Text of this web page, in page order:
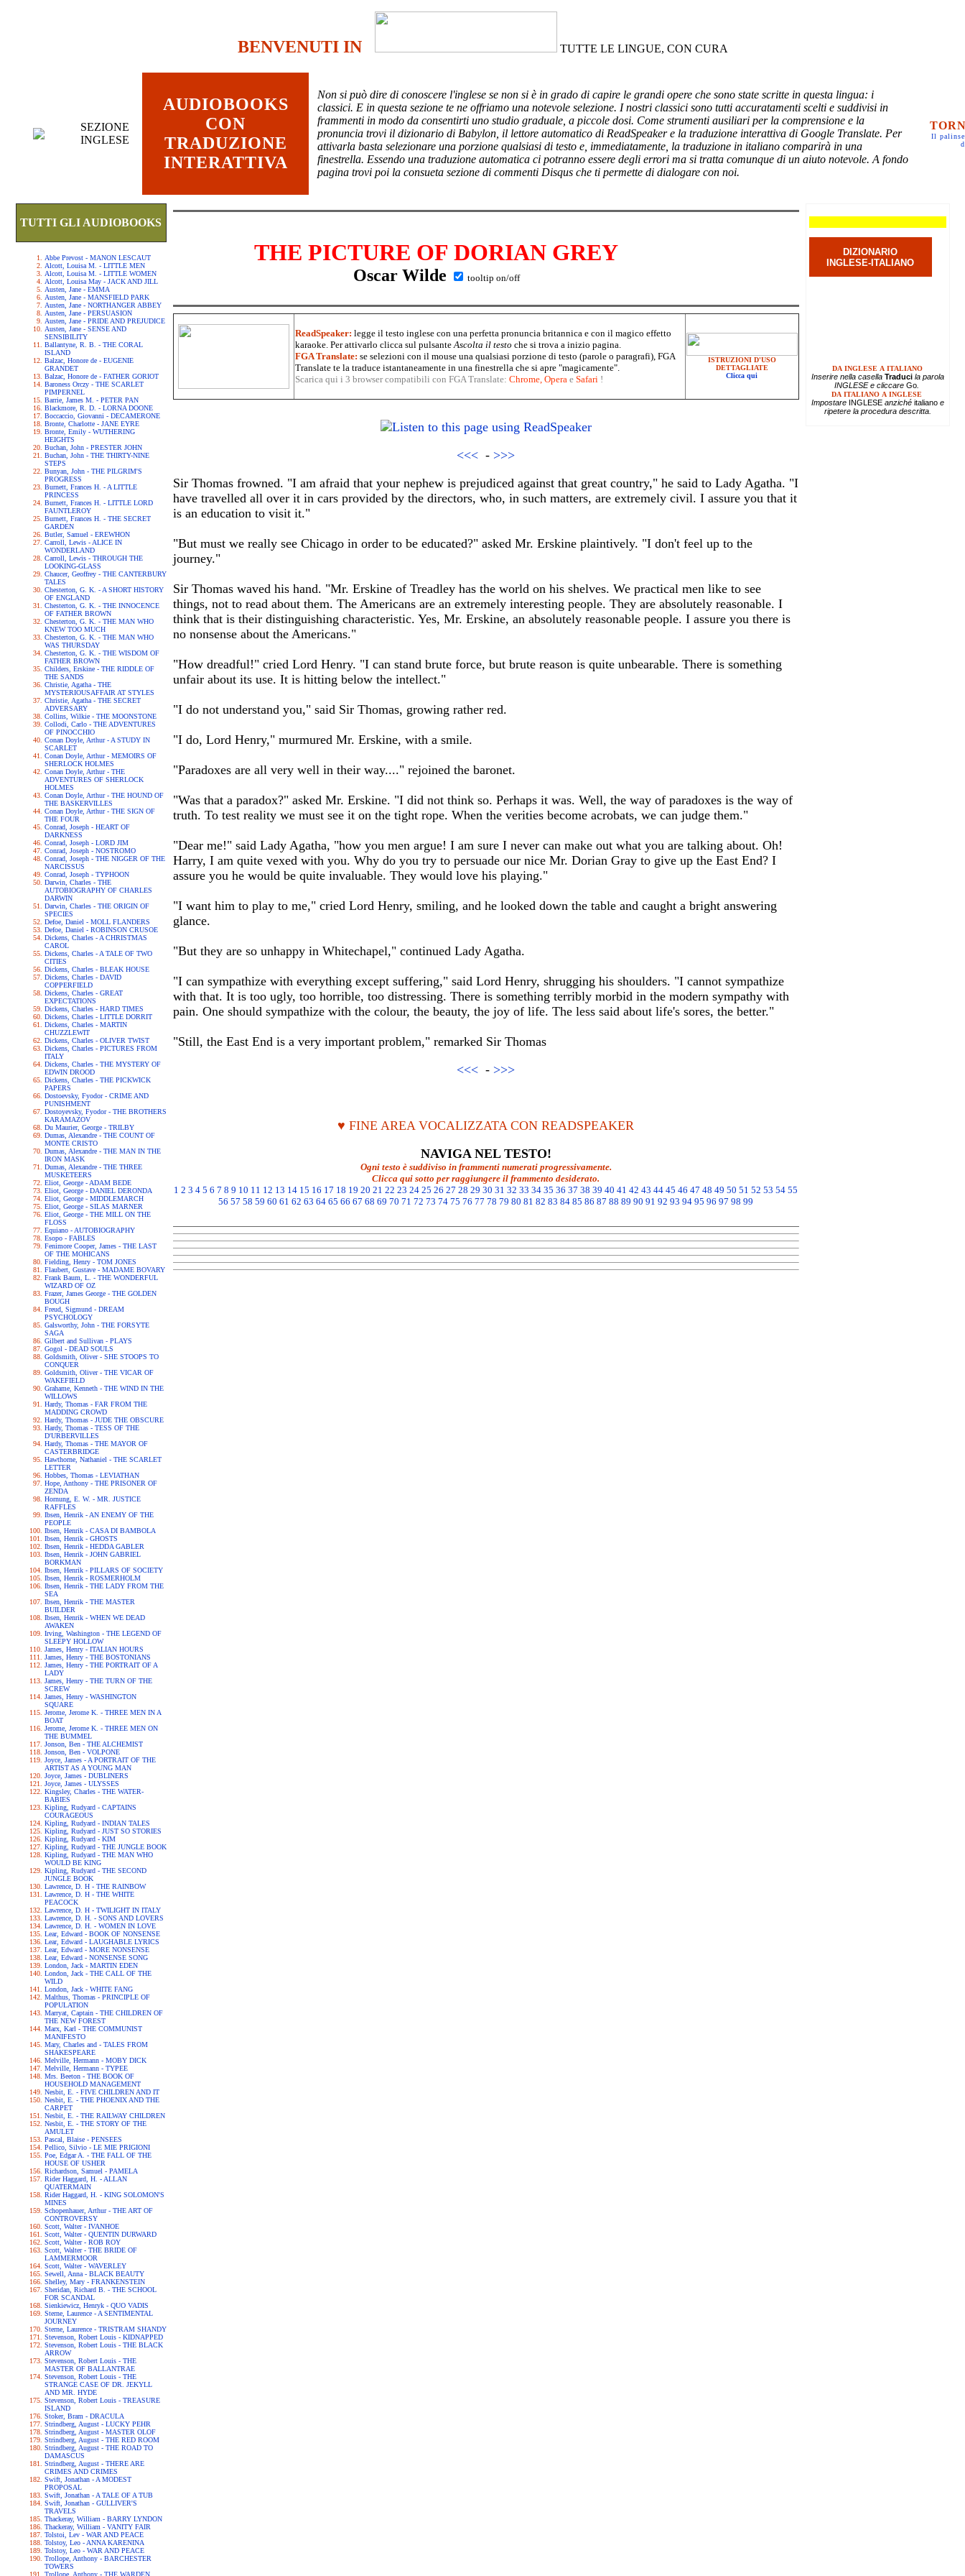
BENVENUTI IN TUTTE LE LINGUE, CON CURA
SEZIONE
INGLESE
AUDIOBOOKS
CON
TRADUZIONE
INTERATTIVA
Non si può dire di conoscere l'inglese se non si è in grado di capire le grandi opere che sono state scritte in questa lingua: i
classici. E in questa sezione te ne offriamo una notevole selezione. I nostri classici sono tutti accuratamenti scelti e suddivisi in
frammenti in modo da consentirti uno studio graduale, a piccole dosi. Come strumenti ausiliari per la comprensione e la
pronuncia trovi il dizionario di Babylon, il lettore automatico di ReadSpeaker e la traduzione interattiva di Google Translate. Per
attivarla basta selezionare una porzione qualsiasi di testo e, immediatamente, la traduzione in italiano comparirà in una
finestrella. Essendo una traduzione automatica ci potranno essere degli errori ma si tratta comunque di un aiuto notevole. A fondo
pagina trovi poi la consueta sezione di commenti Disqus che ti permette di dialogare con noi.
Il
TUTTI GLI AUDIOBOOKS
Abbe Prevost - MANON LESCAUT
Alcott, Louisa M. - LITTLE MEN
Alcott, Louisa M. - LITTLE WOMEN
Alcott, Louisa May - JACK AND JILL
Austen, Jane - EMMA
Austen, Jane - MANSFIELD PARK
Austen, Jane - NORTHANGER ABBEY
Austen, Jane - PERSUASION
Austen, Jane - PRIDE AND PREJUDICE
Austen, Jane - SENSE AND
SENSIBILITY
Ballantyne, R. B. - THE CORAL
ISLAND
Balzac, Honore de - EUGENIE
GRANDET
Balzac, Honore de - FATHER GORIOT
Baroness Orczy - THE SCARLET
PIMPERNEL
Barrie, James M. - PETER PAN
Blackmore, R. D. - LORNA DOONE
Boccaccio, Giovanni - DECAMERONE
Bronte, Charlotte - JANE EYRE
Bronte, Emily - WUTHERING
HEIGHTS
Buchan, John - PRESTER JOHN
Buchan, John - THE THIRTY-NINE
STEPS
Bunyan, John - THE PILGRIM'S
PROGRESS
Burnett, Frances H. - A LITTLE
PRINCESS
Burnett, Frances H. - LITTLE LORD
FAUNTLEROY
Burnett, Frances H. - THE SECRET
GARDEN
Butler, Samuel - EREWHON
Carroll, Lewis - ALICE IN
WONDERLAND
Carroll, Lewis - THROUGH THE
LOOKING-GLASS
Chaucer, Geoffrey - THE CANTERBURY
TALES
Chesterton, G. K. - A SHORT HISTORY
OF ENGLAND
Chesterton, G. K. - THE INNOCENCE
OF FATHER BROWN
Chesterton, G. K. - THE MAN WHO
KNEW TOO MUCH
Chesterton, G. K. - THE MAN WHO
WAS THURSDAY
Chesterton, G. K. - THE WISDOM OF
FATHER BROWN
Childers, Erskine - THE RIDDLE OF
THE SANDS
Christie, Agatha - THE
MYSTERIOUSAFFAIR AT STYLES
Christie, Agatha - THE SECRET
ADVERSARY
Collins, Wilkie - THE MOONSTONE
Collodi, Carlo - THE ADVENTURES
OF PINOCCHIO
Conan Doyle, Arthur - A STUDY IN
SCARLET
Conan Doyle, Arthur - MEMOIRS OF
SHERLOCK HOLMES
Conan Doyle, Arthur - THE
ADVENTURES OF SHERLOCK
HOLMES
Conan Doyle, Arthur - THE HOUND OF
THE BASKERVILLES
Conan Doyle, Arthur - THE SIGN OF
THE FOUR
Conrad, Joseph - HEART OF
DARKNESS
Conrad, Joseph - LORD JIM
Conrad, Joseph - NOSTROMO
Conrad, Joseph - THE NIGGER OF THE
NARCISSUS
Conrad, Joseph - TYPHOON
Darwin, Charles - THE
AUTOBIOGRAPHY OF CHARLES
DARWIN
Darwin, Charles - THE ORIGIN OF
SPECIES
Defoe, Daniel - MOLL FLANDERS
Defoe, Daniel - ROBINSON CRUSOE
Dickens, Charles - A CHRISTMAS
CAROL
Dickens, Charles - A TALE OF TWO
CITIES
Dickens, Charles - BLEAK HOUSE
Dickens, Charles - DAVID
COPPERFIELD
Dickens, Charles - GREAT
EXPECTATIONS
Dickens, Charles - HARD TIMES
Dickens, Charles - LITTLE DORRIT
Dickens, Charles - MARTIN
CHUZZLEWIT
Dickens, Charles - OLIVER TWIST
Dickens, Charles - PICTURES FROM
ITALY
Dickens, Charles - THE MYSTERY OF
EDWIN DROOD
Dickens, Charles - THE PICKWICK
PAPERS
Dostoevsky, Fyodor - CRIME AND
PUNISHMENT
Dostoyevsky, Fyodor - THE BROTHERS
KARAMAZOV
Du Maurier, George - TRILBY
Dumas, Alexandre - THE COUNT OF
MONTE CRISTO
Dumas, Alexandre - THE MAN IN THE
IRON MASK
Dumas, Alexandre - THE THREE
MUSKETEERS
Eliot, George - ADAM BEDE
Eliot, George - DANIEL DERONDA
Eliot, George - MIDDLEMARCH
Eliot, George - SILAS MARNER
Eliot, George - THE MILL ON THE
FLOSS
Equiano - AUTOBIOGRAPHY
Esopo - FABLES
Fenimore Cooper, James - THE LAST
OF THE MOHICANS
Fielding, Henry - TOM JONES
Flaubert, Gustave - MADAME BOVARY
Frank Baum, L. - THE WONDERFUL
WIZARD OF OZ
Frazer, James George - THE GOLDEN
BOUGH
Freud, Sigmund - DREAM
PSYCHOLOGY
Galsworthy, John - THE FORSYTE
SAGA
Gilbert and Sullivan - PLAYS
Gogol - DEAD SOULS
Goldsmith, Oliver - SHE STOOPS TO
CONQUER
Goldsmith, Oliver - THE VICAR OF
WAKEFIELD
Grahame, Kenneth - THE WIND IN THE
WILLOWS
Hardy, Thomas - FAR FROM THE
MADDING CROWD
Hardy, Thomas - JUDE THE OBSCURE
Hardy, Thomas - TESS OF THE
D'URBERVILLES
Hardy, Thomas - THE MAYOR OF
CASTERBRIDGE
Hawthorne, Nathaniel - THE SCARLET
LETTER
Hobbes, Thomas - LEVIATHAN
Hope, Anthony - THE PRISONER OF
ZENDA
Hornung, E. W. - MR. JUSTICE
RAFFLES
Ibsen, Henrik - AN ENEMY OF THE
PEOPLE
Ibsen, Henrik - CASA DI BAMBOLA
Ibsen, Henrik - GHOSTS
Ibsen, Henrik - HEDDA GABLER
Ibsen, Henrik - JOHN GABRIEL
BORKMAN
Ibsen, Henrik - PILLARS OF SOCIETY
Ibsen, Henrik - ROSMERHOLM
Ibsen, Henrik - THE LADY FROM THE
SEA
Ibsen, Henrik - THE MASTER
BUILDER
Ibsen, Henrik - WHEN WE DEAD
AWAKEN
Irving, Washington - THE LEGEND OF
SLEEPY HOLLOW
James, Henry - ITALIAN HOURS
James, Henry - THE BOSTONIANS
James, Henry - THE PORTRAIT OF A
LADY
James, Henry - THE TURN OF THE
SCREW
James, Henry - WASHINGTON
SQUARE
Jerome, Jerome K. - THREE MEN IN A
BOAT
Jerome, Jerome K. - THREE MEN ON
THE BUMMEL
Jonson, Ben - THE ALCHEMIST
Jonson, Ben - VOLPONE
Joyce, James - A PORTRAIT OF THE
ARTIST AS A YOUNG MAN
Joyce, James - DUBLINERS
Joyce, James - ULYSSES
Kingsley, Charles - THE WATER-
BABIES
Kipling, Rudyard - CAPTAINS
COURAGEOUS
Kipling, Rudyard - INDIAN TALES
Kipling, Rudyard - JUST SO STORIES
Kipling, Rudyard - KIM
Kipling, Rudyard - THE JUNGLE BOOK
Kipling, Rudyard - THE MAN WHO
WOULD BE KING
Kipling, Rudyard - THE SECOND
JUNGLE BOOK
Lawrence, D. H - THE RAINBOW
Lawrence, D. H - THE WHITE
PEACOCK
Lawrence, D. H - TWILIGHT IN ITALY
Lawrence, D. H. - SONS AND LOVERS
Lawrence, D. H. - WOMEN IN LOVE
Lear, Edward - BOOK OF NONSENSE
Lear, Edward - LAUGHABLE LYRICS
Lear, Edward - MORE NONSENSE
Lear, Edward - NONSENSE SONG
London, Jack - MARTIN EDEN
London, Jack - THE CALL OF THE
WILD
London, Jack - WHITE FANG
Malthus, Thomas - PRINCIPLE OF
POPULATION
Marryat, Captain - THE CHILDREN OF
THE NEW FOREST
Marx, Karl - THE COMMUNIST
MANIFESTO
Mary, Charles and - TALES FROM
SHAKESPEARE
Melville, Hermann - MOBY DICK
Melville, Hermann - TYPEE
Mrs. Beeton - THE BOOK OF
HOUSEHOLD MANAGEMENT
Nesbit, E. - FIVE CHILDREN AND IT
Nesbit, E. - THE PHOENIX AND THE
CARPET
Nesbit, E. - THE RAILWAY CHILDREN
Nesbit, E. - THE STORY OF THE
AMULET
Pascal, Blaise - PENSEES
Pellico, Silvio - LE MIE PRIGIONI
Poe, Edgar A. - THE FALL OF THE
HOUSE OF USHER
Richardson, Samuel - PAMELA
Rider Haggard, H. - ALLAN
QUATERMAIN
Rider Haggard, H. - KING SOLOMON'S
MINES
Schopenhauer, Arthur - THE ART OF
CONTROVERSY
Scott, Walter - IVANHOE
Scott, Walter - QUENTIN DURWARD
Scott, Walter - ROB ROY
Scott, Walter - THE BRIDE OF
LAMMERMOOR
Scott, Walter - WAVERLEY
Sewell, Anna - BLACK BEAUTY
Shelley, Mary - FRANKENSTEIN
Sheridan, Richard B. - THE SCHOOL
FOR SCANDAL
Sienkiewicz, Henryk - QUO VADIS
Sterne, Laurence - A SENTIMENTAL
JOURNEY
Sterne, Laurence - TRISTRAM SHANDY
Stevenson, Robert Louis - KIDNAPPED
Stevenson, Robert Louis - THE BLACK
ARROW
Stevenson, Robert Louis - THE
MASTER OF BALLANTRAE
Stevenson, Robert Louis - THE
STRANGE CASE OF DR. JEKYLL
AND MR. HYDE
Stevenson, Robert Louis - TREASURE
ISLAND
Stoker, Bram - DRACULA
Strindberg, August - LUCKY PEHR
Strindberg, August - MASTER OLOF
Strindberg, August - THE RED ROOM
Strindberg, August - THE ROAD TO
DAMASCUS
Strindberg, August - THERE ARE
CRIMES AND CRIMES
Swift, Jonathan - A MODEST
PROPOSAL
Swift, Jonathan - A TALE OF A TUB
Swift, Jonathan - GULLIVER'S
TRAVELS
Thackeray, William - BARRY LYNDON
Thackeray, William - VANITY FAIR
Tolstoi, Lev - WAR AND PEACE
Tolstoy, Leo - ANNA KARENINA
Tolstoy, Leo - WAR AND PEACE
Trollope, Anthony - BARCHESTER
TOWERS
Trollope, Anthony - THE WARDEN
THE PICTURE OF DORIAN GREY
Oscar Wilde tooltip on/off
ReadSpeaker: legge il testo inglese con una perfetta pronuncia britannica e con il magico effetto
karaoke. Per attivarlo clicca sul pulsanteAscolta il testo che si trova a inizio pagina.
FGA Translate: se selezioni con il mouse una qualsiasi porzione di testo (parole o paragrafi), FGA
Translate te la traduce istantaneamente in una finestrella che si apre "magicamente".
Scarica qui i 3 browser compatibili con FGA Translate: Chrome, Operae Safari !
ISTRUZIONI D'USO
DETTAGLIATE
Clicca qui
<<< - >>>
Sir Thomas frowned. "I am afraid that your nephew is prejudiced against that great country," he said to Lady Agatha. "I
have travelled all over it in cars provided by the directors, who, in such matters, are extremely civil. I assure you that it
is an education to visit it."
"But must we really see Chicago in order to be educated?" asked Mr. Erskine plaintively. "I don't feel up to the
journey."
Sir Thomas waved his hand. "Mr. Erskine of Treadley has the world on his shelves. We practical men like to see
things, not to read about them. The Americans are an extremely interesting people. They are absolutely reasonable. I
think that is their distinguishing characteristic. Yes, Mr. Erskine, an absolutely reasonable people. I assure you there is
no nonsense about the Americans."
"How dreadful!" cried Lord Henry. "I can stand brute force, but brute reason is quite unbearable. There is something
unfair about its use. It is hitting below the intellect."
"I do not understand you," said Sir Thomas, growing rather red.
"I do, Lord Henry," murmured Mr. Erskine, with a smile.
"Paradoxes are all very well in their way...." rejoined the baronet.
"Was that a paradox?" asked Mr. Erskine. "I did not think so. Perhaps it was. Well, the way of paradoxes is the way of
truth. To test reality we must see it on the tight rope. When the verities become acrobats, we can judge them."
"Dear me!" said Lady Agatha, "how you men argue! I am sure I never can make out what you are talking about. Oh!
Harry, I am quite vexed with you. Why do you try to persuade our nice Mr. Dorian Gray to give up the East End? I
assure you he would be quite invaluable. They would love his playing."
"I want him to play to me," cried Lord Henry, smiling, and he looked down the table and caught a bright answering
glance.
"But they are so unhappy in Whitechapel," continued Lady Agatha.
"I can sympathize with everything except suffering," said Lord Henry, shrugging his shoulders. "I cannot sympathize
with that. It is too ugly, too horrible, too distressing. There is something terribly morbid in the modern sympathy with
pain. One should sympathize with the colour, the beauty, the joy of life. The less said about life's sores, the better."
"Still, the East End is a very important problem," remarked Sir Thomas
<<< - >>>
♥ FINE AREA VOCALIZZATA CON READSPEAKER
NAVIGA NEL TESTO!
Ogni testo è suddiviso in frammenti numerati progressivamente.
Clicca qui sotto per raggiungere il frammento desiderato.
1 2 3 4 5 6 7 8 9 10 11 12 13 14 15 16 17 18 19 20 21 22 23 24 25 26 27 28 29 30 31 32 33 34 35 36 37 38 39 40 41 42 43 44 45 46 47 48 49 50 51 52 53 54 55
56 57 58 59 60 61 62 63 64 65 66 67 68 69 70 71 72 73 74 75 76 77 78 79 80 81 82 83 84 85 86 87 88 89 90 91 92 93 94 95 96 97 98 99
DIZIONARIO
INGLESE-ITALIANO
DA INGLESE A ITALIANO
Inserire nella casella Traducila parola
INGLESE e cliccare Go.
DA ITALIANO A INGLESE
Impostare INGLESEanziché italianoe
ripetere la procedura descritta.